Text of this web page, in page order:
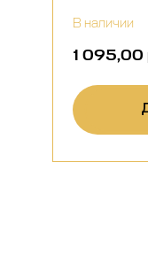
В наличии
1 095,00